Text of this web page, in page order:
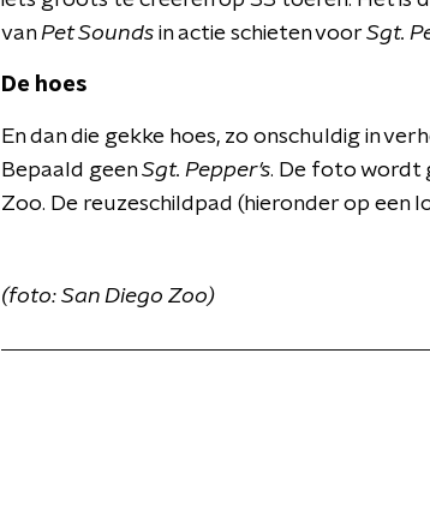
vanPet Sounds in actie schieten voorSgt.
De hoes
En dan die gekke hoes, zo onschuldig in
Bepaald geenSgt. Pepper's. De foto wordt
Zoo. De reuzeschildpad (hieronder op een
(foto: San Diego Zoo)